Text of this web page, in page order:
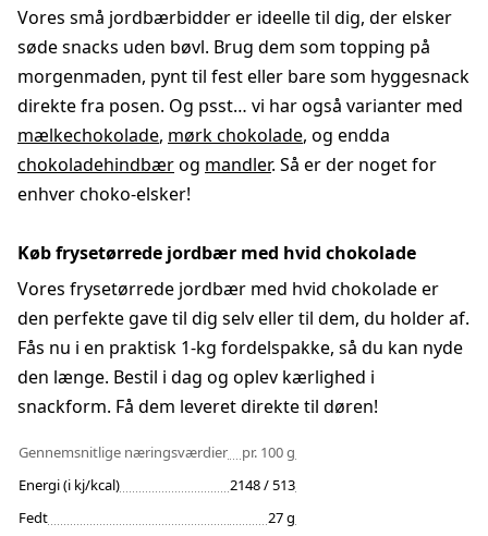
Vores små jordbærbidder er ideelle til dig, der elsker
søde snacks uden bøvl. Brug dem som topping på
morgenmaden, pynt til fest eller bare som hyggesnack
direkte fra posen. Og psst… vi har også varianter med
mælkechokolade, mørk chokolade, og endda
chokoladehindbærog mandler. Så er der noget for
enhver choko-elsker!
Køb frysetørrede jordbær med hvid chokolade
Vores frysetørrede jordbær med hvid chokolade er
den perfekte gave til dig selv eller til dem, du holder af.
Fås nu i en praktisk 1-kg fordelspakke, så du kan nyde
den længe. Bestil i dag og oplev kærlighed i
snackform. Få dem leveret direkte til døren!
Gennemsnitlige næringsværdier
pr. 100 g
Energi (i kj/kcal)
2148 / 513
Fedt
27 g